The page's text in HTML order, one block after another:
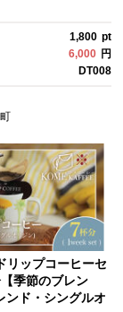
1,800 pt
6,000 円
DT008
リップコーヒーセ
季節のブレン
ンド・シングルオ